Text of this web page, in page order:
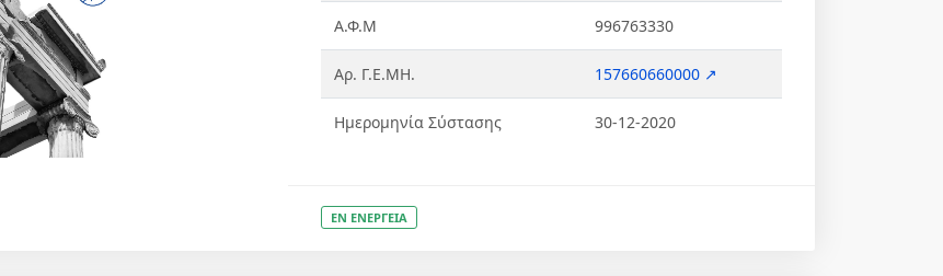
Α.Φ.Μ 996763330
Αρ. Γ.Ε.ΜΗ. 157660660000 ↗
Ημερομηνία Σύστασης 30-12-2020
ΕΝ ΕΝΕΡΓΕΙΑ